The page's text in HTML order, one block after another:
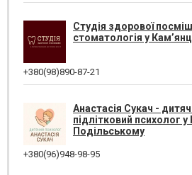
Студія здорової
стоматологія у
+380(98)890-87-21
Анастасія Сукач -
підлітковий психолог
Подільському
+380(96)948-98-95